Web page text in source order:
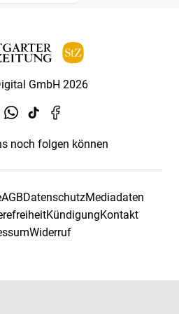
GmbH 2026
noch folgen können
AGBDatenschutzMediadaten
KündigungKontakt
Widerruf